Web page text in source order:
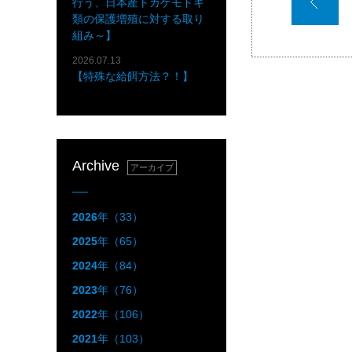
類の保護増殖に対する取り
組み～】
2026.07.13
【特殊な給餌方法？！】
Archive アーカイブ
2026年（33）
2025年（65）
2024年（84）
2023年（76）
2022年（106）
2021年（103）